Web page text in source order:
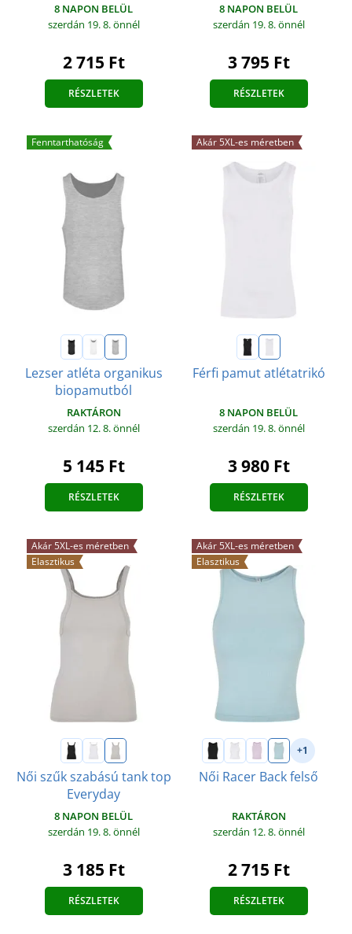
8 NAPON BELÜL
szerdán 19. 8.önnél
2 715 Ft
RÉSZLETEK
8 NAPON BELÜL
szerdán 19. 8.önnél
3 795 Ft
RÉSZLETEK
Fenntarthatóság
Lezser atléta organikus
biopamutból
RAKTÁRON
szerdán 12. 8.önnél
5 145 Ft
RÉSZLETEK
Akár 5XL-es méretben
Férfi pamut atlétatrikó
8 NAPON BELÜL
szerdán 19. 8.önnél
3 980 Ft
RÉSZLETEK
Akár 5XL-es méretben
Elasztikus
Női szűk szabású tank top
Everyday
8 NAPON BELÜL
szerdán 19. 8.önnél
3 185 Ft
RÉSZLETEK
Akár 5XL-es méretben
Elasztikus
+1
Női Racer Back felső
RAKTÁRON
szerdán 12. 8.önnél
2 715 Ft
RÉSZLETEK